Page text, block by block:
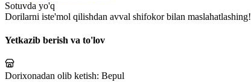
Sotuvda yo'q
Dorilarni iste'mol qilishdan avval shifokor bilan maslahatlashing!
Yetkazib berish va to'lov
Dorixonadan olib ketish: Bepul